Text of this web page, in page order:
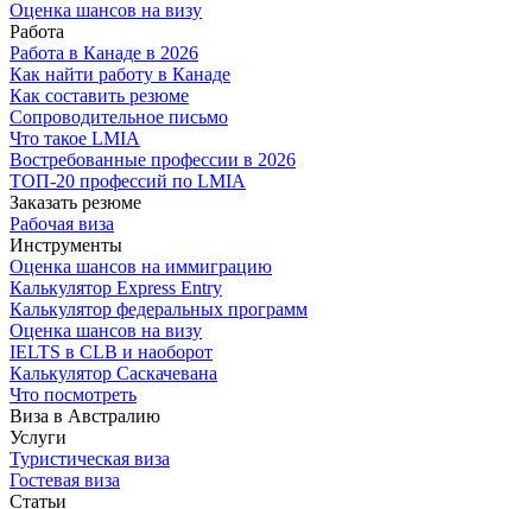
Оценка шансов на визу
Работа
Работа в Канаде в 2026
Как найти работу в Канаде
Как составить резюме
Сопроводительное письмо
Что такое LMIA
Востребованные профессии в 2026
ТОП-20 профессий по LMIA
Заказать резюме
Рабочая виза
Инструменты
Оценка шансов на иммиграцию
Калькулятор Express Entry
Калькулятор федеральных программ
Оценка шансов на визу
IELTS в CLB и наоборот
Калькулятор Саскачевана
Что посмотреть
Виза в Австралию
Услуги
Туристическая виза
Гостевая виза
Статьи